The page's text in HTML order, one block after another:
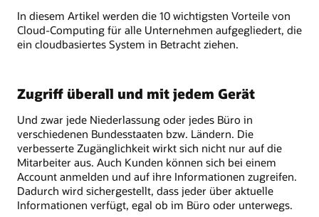
In diesem Artikel werden die 10 wichtigsten Vorteile von
Cloud-Computing für alle Unternehmen aufgegliedert, die
ein cloudbasiertes System in Betracht ziehen.
Zugriff überall und mit jedem Gerät
Und zwar jede Niederlassung oder jedes Büro in
verschiedenen Bundesstaaten bzw. Ländern. Die
verbesserte Zugänglichkeit wirkt sich nicht nur auf die
Mitarbeiter aus. Auch Kunden können sich bei einem
Account anmelden und auf ihre Informationen zugreifen.
Dadurch wird sichergestellt, dass jeder über aktuelle
Informationen verfügt, egal ob im Büro oder unterwegs.